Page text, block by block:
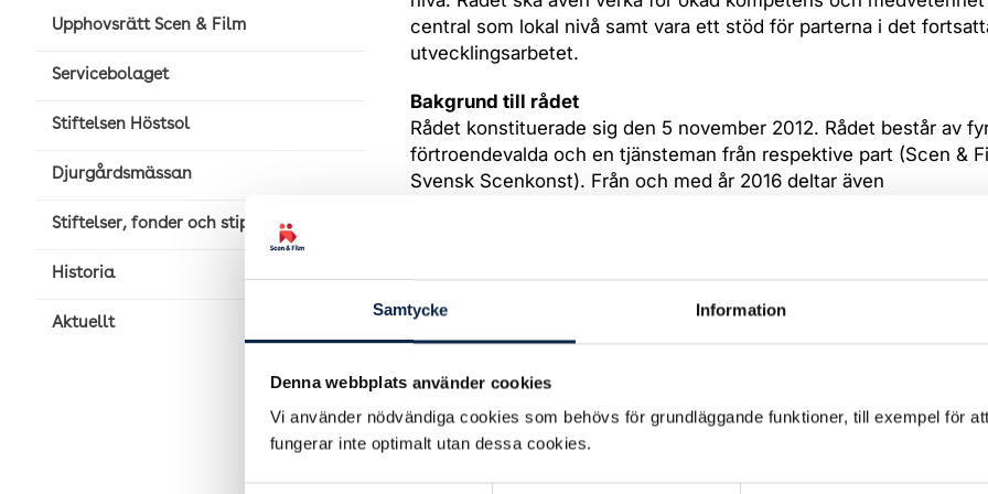
Samtycke Information
Denna webbplats använder cookies
Vi använder nödvändiga cookies som behövs för grundläggande funktioner, till exempel för
fungerar inte optimalt utan dessa cookies.
Upphovsrätt Scen & Film
Servicebolaget
Stiftelsen Höstsol
Djurgårdsmässan
Stiftelser, fonder och stipendier
Historia
Aktuellt
central som lokal nivå samt vara ett stöd för parterna i det
utvecklingsarbetet.
Bakgrund till rådet
Rådet konstituerade sig den 5 november 2012. Rådet består av
förtroendevalda och en tjänsteman från respektive part (Scen &
Svensk Scenkonst). Från och med år 2016 deltar även
I Institutionsteateravtalet för perioden 1 januari 2012 – 31
(2012-års kollektivavtal) är Rådets uppdrag definierat som följer,
motverka diskriminering och främja mångfalden i arbetslivet. Rådet
bygga vidare på och utveckla det samarbete på central och lokal
idag bedrivs, såsom handledning för lokalt arbete med
medvetenhet på såväl central som lokal nivå samt vara ett stöd